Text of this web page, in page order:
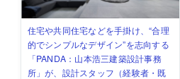
古民家を軸に全国で“価値循環の仕組
み”を作り、リモートワーク主体の働
き方を実践する「株式会社つぎと」
が、設計スタッフ（経験者・既卒）
リノベる株式会社が、設計パートナ
ー (業務委託) を募集中
社会への影響力のある建築を手掛
け、スタッフ同士で助け合う環境づ
くりも行う「E.A.S.T.architects」
が、設計スタッフ（経験者・既卒・
代官山を拠点に活動する「梅澤竜也 /
ALA INC.」が、設計スタッフ・アル
バイト・事務職を募集中
住宅や共同住宅などを手掛け、“合理
的でシンプルなデザイン”を志向する
「PANDA：山本浩三建築設計事務
所」が、設計スタッフ（経験者・既